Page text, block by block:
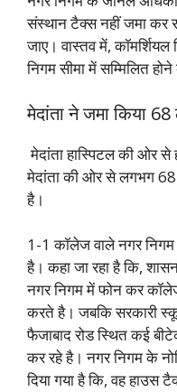
संस्थान टैक्स नहीं जमा कर
जाए। वास्तव में,
निगम सीमा में सम्मिलित
मेदांता ने जमा किया
मेदांता हास्पिटल की ओर से
मेदांता की ओर से लगभग
है।
1-1 कॉलेज वाले नगर
है। कहा जा रहा है कि,
नगर निगम में फोन कर
करते है। जबकि सरकारी
फैजाबाद रोड स्थित कई
कर रहे है। नगर निगम के
दिया गया है कि, वह हाउस